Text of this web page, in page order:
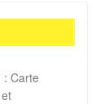
: Carte